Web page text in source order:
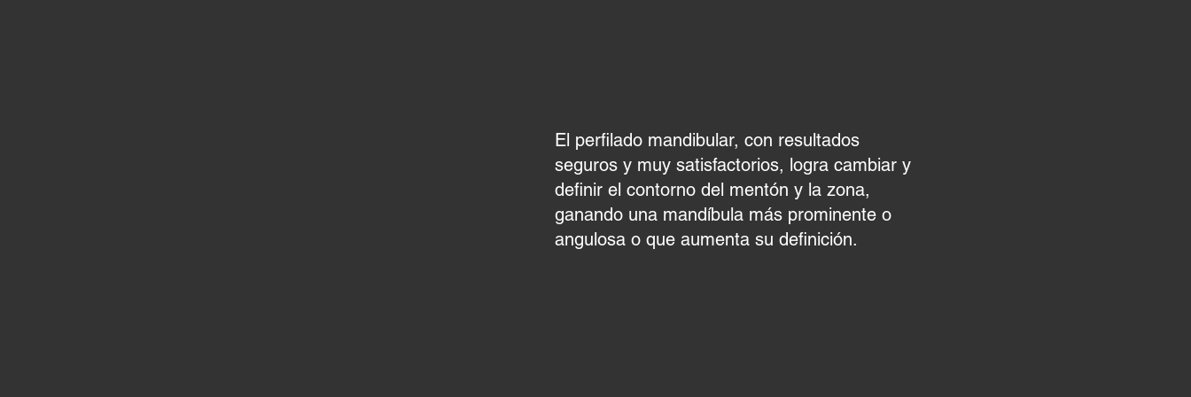
El perfilado mandibular, con resultados
seguros y muy satisfactorios, logra cambiar y
definir el contorno del mentón y la zona,
ganando una mandíbula más prominente o
angulosa o que aumenta su definición.